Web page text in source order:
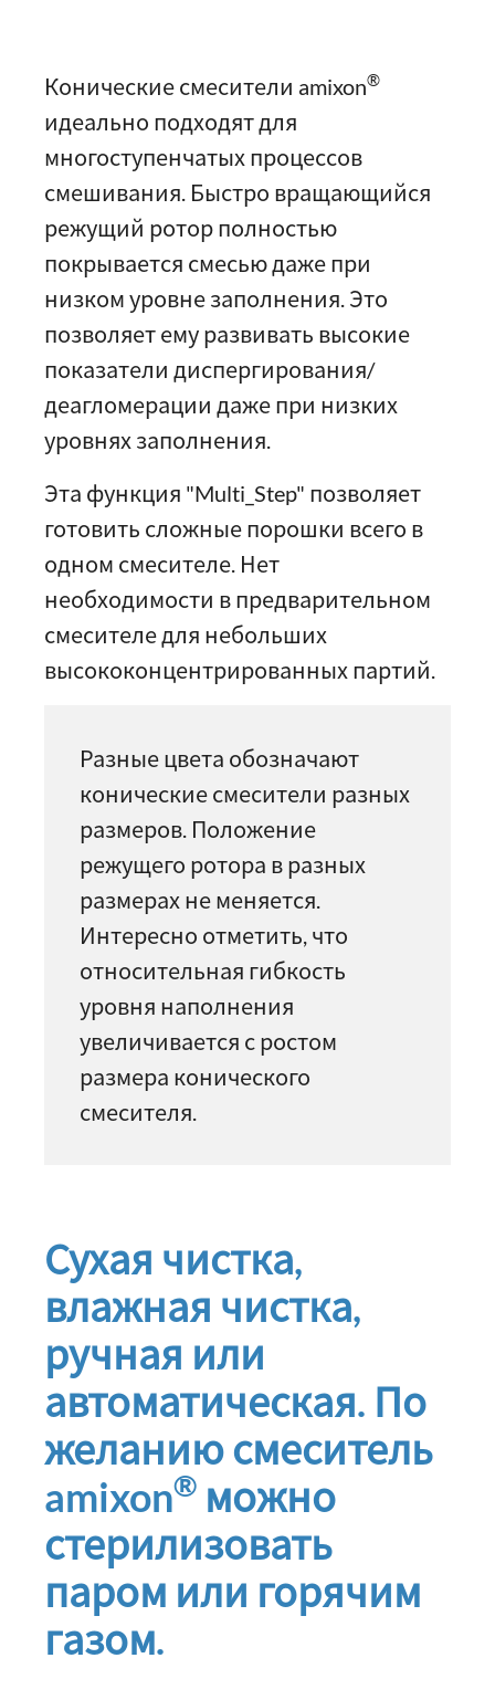
Конические смесители amixon®
идеально подходят для
многоступенчатых процессов
смешивания. Быстро вращающийся
режущий ротор полностью
покрывается смесью даже при
низком уровне заполнения. Это
позволяет ему развивать высокие
показатели диспергирования/
деагломерации даже при низких
уровнях заполнения.
Эта функция "Multi_Step" позволяет
готовить сложные порошки всего в
одном смесителе. Нет
необходимости в предварительном
смесителе для небольших
высококонцентрированных партий.
Разные цвета обозначают
конические смесители разных
размеров. Положение
режущего ротора в разных
размерах не меняется.
Интересно отметить, что
относительная гибкость
уровня наполнения
увеличивается с ростом
размера конического
смесителя.
Сухая чистка,
влажная чистка,
ручная или
автоматическая. По
желанию смеситель
amixon® можно
стерилизовать
паром или горячим
газом.